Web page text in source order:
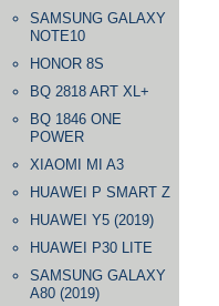
SAMSUNG GALAXY
NOTE10
HONOR 8S
BQ 2818 ART XL+
BQ 1846 ONE
POWER
XIAOMI MI A3
HUAWEI P SMART Z
HUAWEI Y5 (2019)
HUAWEI P30 LITE
SAMSUNG GALAXY
A80 (2019)